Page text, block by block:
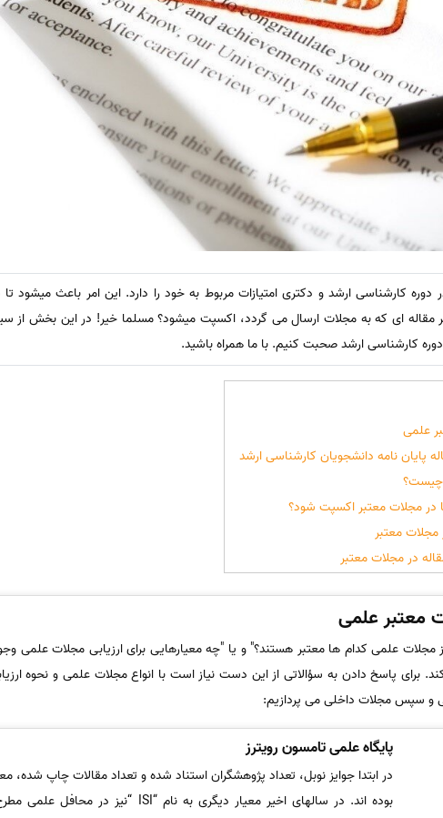
کارشناسی ارشد و دکتری امتیازات مربوط به خود را دارد. این امر باعث میشود
مقاله ای که به مجلات ارسال می گردد، اکسپت میشود؟ مسلما خیر! در این بخش از
کارشناسی ارشد صحبت کنیم. با ما همراه باشید.
علمی
پایان­ نامه دانشجویان کارشناسی ارشد
چیست؟
در مجلات معتبر اکسپت شود؟
معتبر
در مجلات معتبر
معتبر علمی
مجلات علمی کدام ها معتبر هستند؟" و یا "چه معیارهایی برای ارزیابی مجلات علمی
برای پاسخ دادن به سؤالاتی از این دست نیاز است با انواع مجلات علمی و نحوه
و سپس مجلات داخلی می پردازیم:
پایگاه علمی تامسون رویترز
در ابتدا جوایز نوبل، تعداد پژوهشگران استناد شده و تعداد مقالات چاپ شده،